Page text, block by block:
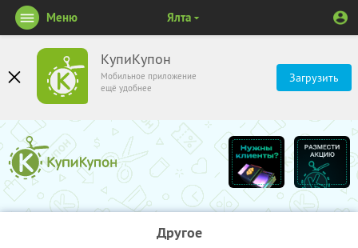
КупиКупон
Мобильное приложение
ещё удобнее
Загрузить
Меню Ялта
Другое